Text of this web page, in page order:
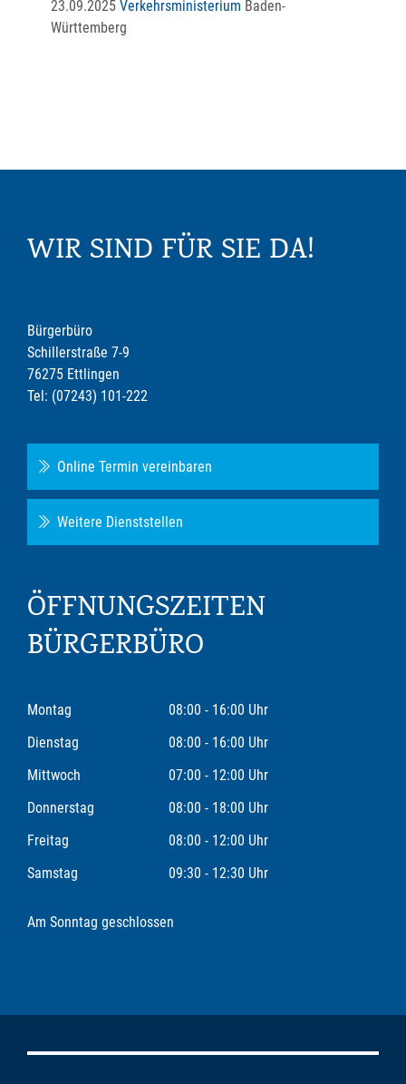
23.09.2025 Verkehrsministerium Baden-
Württemberg
WIR SIND FÜR SIE DA!
Bürgerbüro
Schillerstraße 7-9
76275 Ettlingen
Tel: (07243) 101-222
Online Termin vereinbaren
Weitere Dienststellen
ÖFFNUNGSZEITEN
BÜRGERBÜRO
Montag
08:00 - 16:00 Uhr
Dienstag
08:00 - 16:00 Uhr
Mittwoch
07:00 - 12:00 Uhr
Donnerstag
08:00 - 18:00 Uhr
Freitag
08:00 - 12:00 Uhr
Samstag
09:30 - 12:30 Uhr
Am Sonntag geschlossen